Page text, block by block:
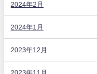
2024年2月
2024年1月
2023年12月
2023年11月